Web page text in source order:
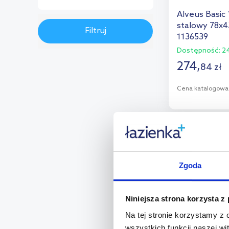
Zgoda
Niniejsza strona korzysta z
Na tej stronie korzystamy z
Brak oceny (86)
uszkodzenia
Duże uszkodzenia
Filtruj
Alveus Basic
stalowy
1136539
Dostępność:
274,84 zł
Cena katalogowa: